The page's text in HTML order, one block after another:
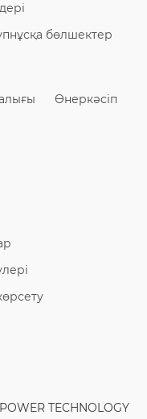
бөлшектер
Өнеркәсіп
TECHNOLOGY